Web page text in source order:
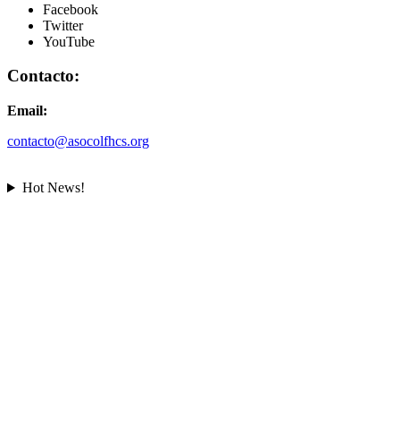
Facebook
Twitter
YouTube
Contacto:
Email:
contacto@asocolfhcs.org
Hot News!